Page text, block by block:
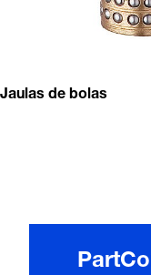
Jaulas de bolas